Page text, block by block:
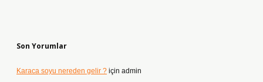
Son Yorumlar
Karaca soyu nereden gelir ? için admin